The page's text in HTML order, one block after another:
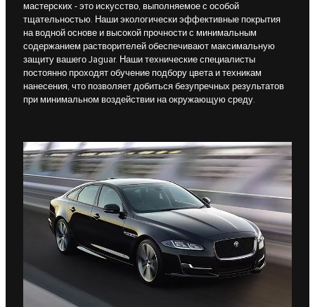
мастерских - это искусство, выполняемое с особой
тщательностью. Наши экологически эффективные покрытия
на водной основе и высокой прочности с минимальным
содержанием растворителей обеспечивают максимальную
защиту вашего Jaguar. Наши технические специалисты
постоянно проходят обучение подбору цвета и техникам
нанесения, что позволяет добиться безупречных результатов
при минимальном воздействии на окружающую среду.